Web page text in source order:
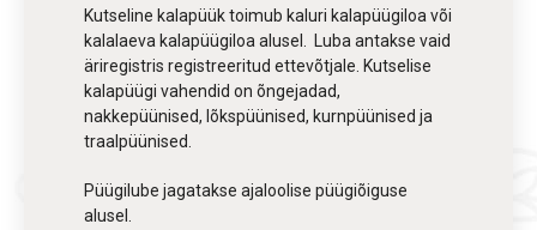
Kutseline kalapüük toimub kaluri kalapüügiloa või
kalalaeva kalapüügiloa alusel. Luba antakse vaid
äriregistris registreeritud ettevõtjale. Kutselise
kalapüügi vahendid on õngejadad,
nakkepüünised, lõkspüünised, kurnpüünised ja
traalpüünised.
Püügilube jagatakse ajaloolise püügiõiguse
alusel.